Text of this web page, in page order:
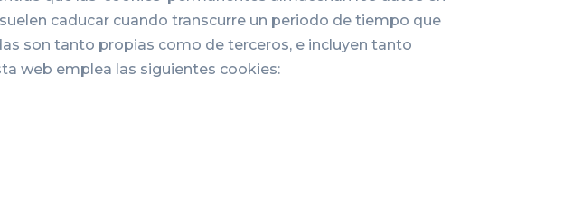
caducar cuando transcurre un periodo de tiempo que
son tanto propias como de terceros, e incluyen tanto
web emplea las siguientes cookies: